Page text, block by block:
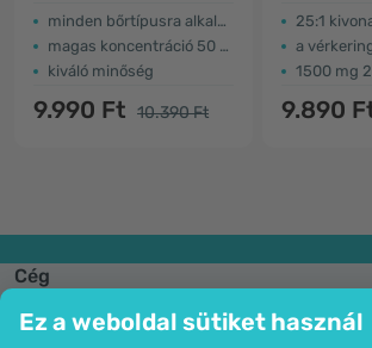
Ez a weboldal sütiket használ
minden bőrtípusra alkalmas
magas koncentráció 50 ppm
kiváló minőség
9.990 Ft 10.390 Ft
25:1
a
1500 mg
9.890
Cég
Csatlakozzon hozzánk